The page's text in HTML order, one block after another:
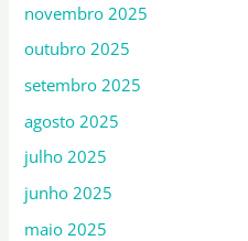
novembro 2025
outubro 2025
setembro 2025
agosto 2025
julho 2025
junho 2025
maio 2025